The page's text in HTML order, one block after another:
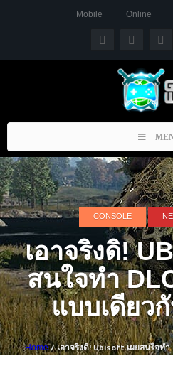
Mobile Online
Toggle
CONSOLE
เอาจริงดิ!
สนใจทำ
แบบเดียว
Home/ เอาจริงดิ! Ubisoft เผยสนใจทำ